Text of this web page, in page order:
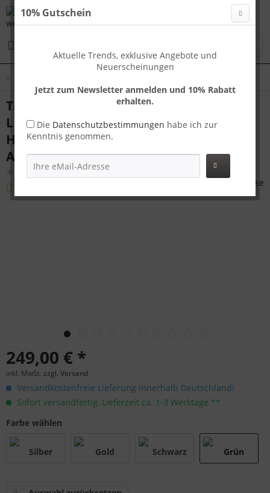
Travelhouse London großer Reisekoffer
L Silber 75 x 42 x 35 cm | Polycarbonat-
Hartschale | TSA-Schloss,
Aluminiumrahmen
249,00 € *
inkl. MwSt. zzgl. Versand
Versandkostenfreie Lieferung innerhalb Deutschland!
Sofort versandfertig, Lieferzeit ca. 1-3 Werktage **
Farbe wählen
10% Gutschein
Aktuelle Trends, exklusive Angebote und
Neuerscheinungen
Jetzt zum Newsletter anmelden und 10% Rabatt
erhalten.
Die Datenschutzbestimmungen habe ich zur
Kenntnis genommen.